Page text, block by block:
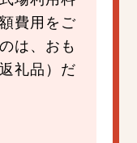
費用をご
は、おも
礼品）だ